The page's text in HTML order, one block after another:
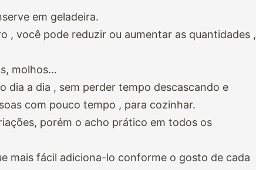
em geladeira.
, você pode reduzir ou aumentar as quantidades ,
molhos…
dia a dia , sem perder tempo descascando e
com pouco tempo , para cozinhar.
porém o acho prático em todos os
mais fácil adiciona-lo conforme o gosto de cada